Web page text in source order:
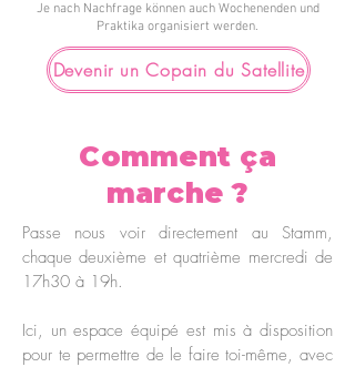
Je nach Nachfrage können auch Wochenenden und
Praktika organisiert werden.
Devenir un Copain du Satellite
Comment ça
marche ?
Passe nous voir directement au Stamm,
chaque deuxième et quatrième mercredi de
17h30 à 19h.
Ici, un espace équipé est mis à disposition
pour te permettre de le faire toi-même, avec